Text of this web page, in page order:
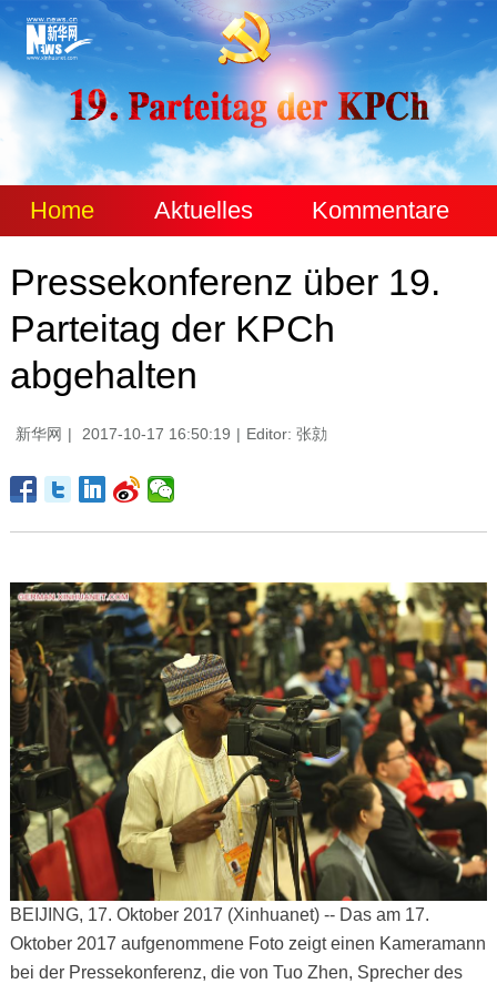
Home Aktuelles Kommentare
Pressekonferenz über 19.
Parteitag der KPCh
abgehalten
新华网 | 2017-10-17 16:50:19 | Editor: 张勍
BEIJING, 17. Oktober 2017 (Xinhuanet) -- Das am 17.
Oktober 2017 aufgenommene Foto zeigt einen Kameramann
bei der Pressekonferenz, die von Tuo Zhen, Sprecher des